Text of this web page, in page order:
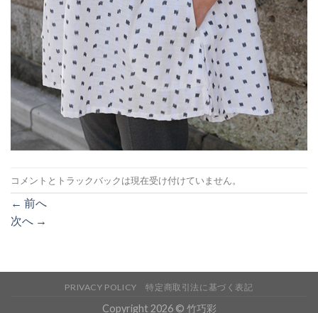
コメントとトラックバックは現在受け付けていません。
← 前へ
次へ →
PRIVACY POLICY 特定商取引法に基づく表記
Copyright 2026 © 竹巧彩